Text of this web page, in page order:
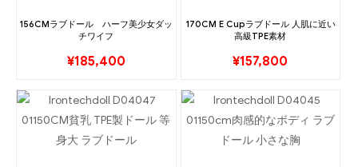
156CMラブドール ハーフ美少女ダッ
チワイフ
¥185,400
170CM E Cupラブドール 人肌に近い
高級TPE素材
¥157,800